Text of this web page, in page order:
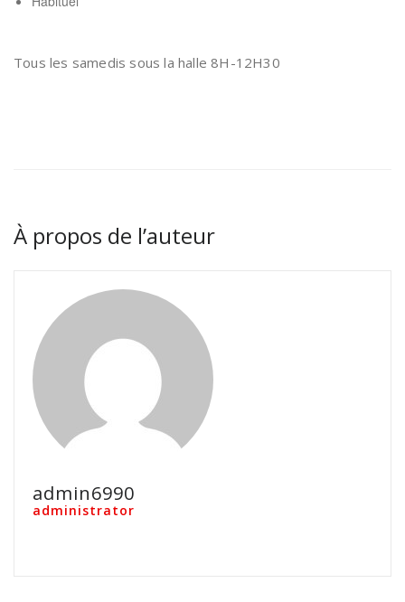
Tous les samedis sous la halle 8H-12H30
À propos de l’auteur
admin6990
administrator